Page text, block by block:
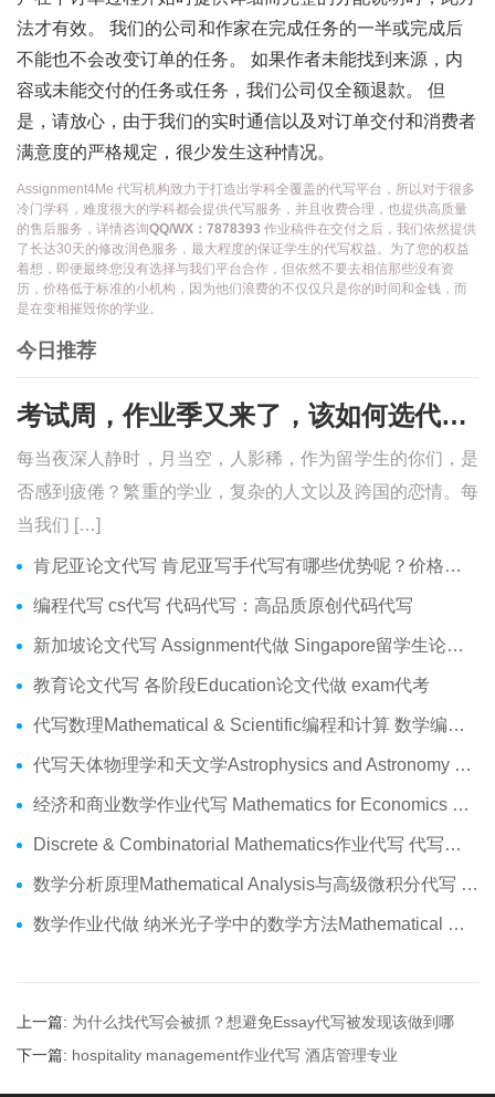
法才有效。 我们的公司和作家在完成任务的一半或完成后
不能也不会改变订单的任务。 如果作者未能找到来源，内
容或未能交付的任务或任务，我们公司仅全额退款。 但
是，请放心，由于我们的实时通信以及对订单交付和消费者
满意度的严格规定，很少发生这种情况。
Assignment4Me 代写机构致力于打造出学科全覆盖的代写平台，所以对于很多
冷门学科，难度很大的学科都会提供代写服务，并且收费合理，也提供高质量
的售后服务，详情咨询QQ/WX：7878393 作业稿件在交付之后，我们依然提供
了长达30天的修改润色服务，最大程度的保证学生的代写权益。为了您的权益
着想，即便最终您没有选择与我们平台合作，但依然不要去相信那些没有资
历，价格低于标准的小机构，因为他们浪费的不仅仅只是你的时间和金钱，而
是在变相摧毁你的学业。
今日推荐
考试周，作业季又来了，该如何选代写？便宜的代写、代考会有哪些问题？
每当夜深人静时，月当空，人影稀，作为留学生的你们，是
否感到疲倦？繁重的学业，复杂的人文以及跨国的恋情。每
当我们 […]
肯尼亚论文代写 肯尼亚写手代写有哪些优势呢？价格便宜吗？
编程代写 cs代写 代码代写：高品质原创代码代写
新加坡论文代写 Assignment代做 Singapore留学生论文代写服务
教育论文代写 各阶段Education论文代做 exam代考
代写数理Mathematical & Scientific编程和计算 数学编程作业代做
代写天体物理学和天文学Astrophysics and Astronomy 天文学Assignment代做
经济和商业数学作业代写 Mathematics for Economics Business代做Online exam代考
Discrete & Combinatorial Mathematics作业代写 代写离散 组合数学Assignment代做
数学分析原理Mathematical Analysis与高级微积分代写 Assignment代做
数学作业代做 纳米光子学中的数学方法Mathematical Methods代写
上一篇: 为什么找代写会被抓？想避免Essay代写被发现该做到哪
些？
下一篇: hospitality management作业代写 酒店管理专业